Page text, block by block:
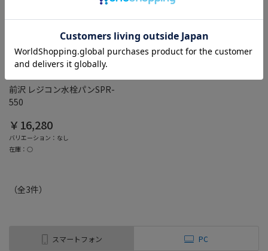
綿半ホームエイド
前沢 レジコン水栓パンSPR-
550
￥16,280
バリエーション：なし
在庫：○
（全3件）
スマートフォン PC